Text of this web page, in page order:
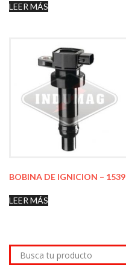
LEER MÁS
BOBINA DE IGNICION – 1539
LEER MÁS